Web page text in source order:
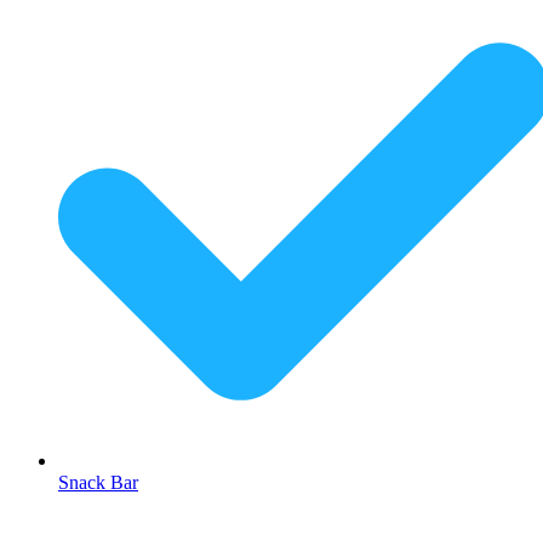
Snack Bar